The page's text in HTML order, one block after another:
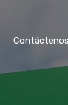
Contáctenos